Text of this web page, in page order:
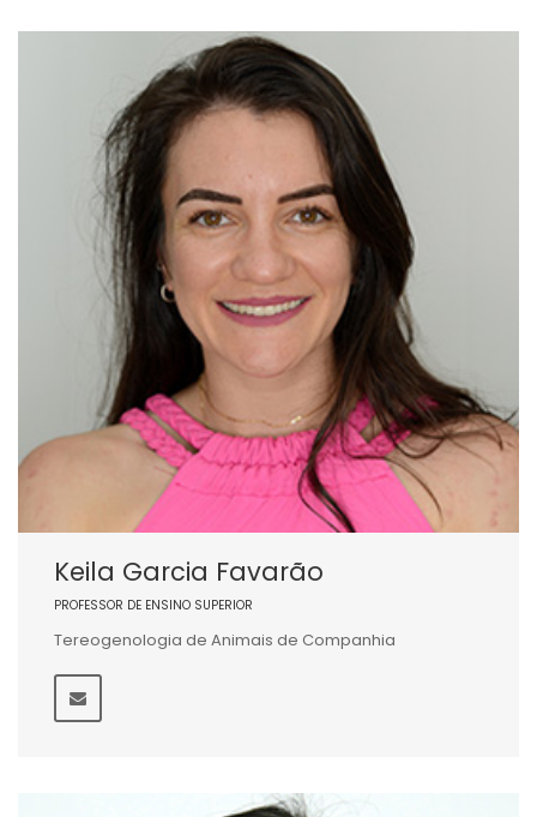
Keila Garcia Favarão
PROFESSOR DE ENSINO SUPERIOR
Tereogenologia de Animais de Companhia